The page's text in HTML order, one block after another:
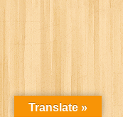
Translate »